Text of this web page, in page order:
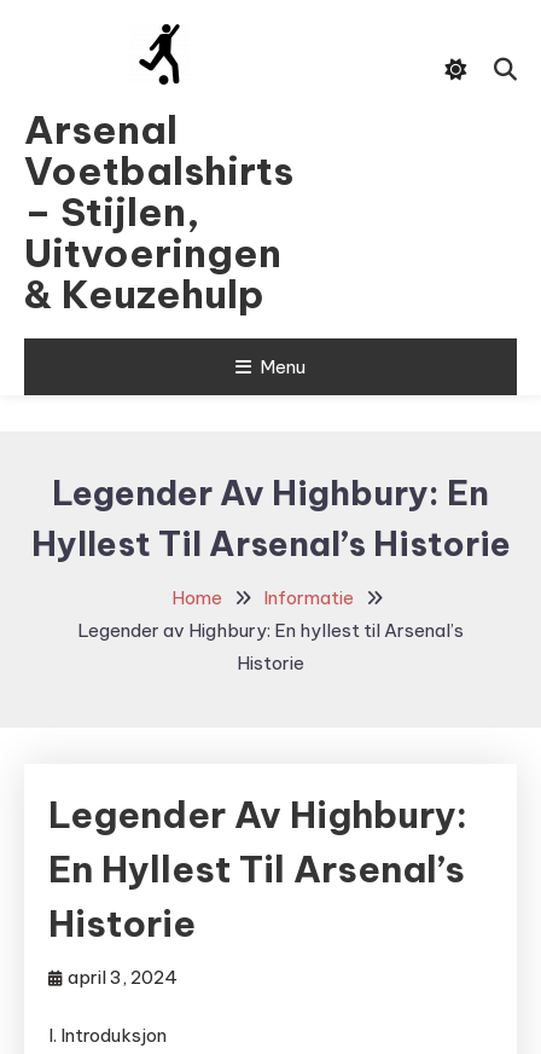
Arsenal
Voetbalshirts
– Stijlen,
Uitvoeringen
& Keuzehulp
Menu
Legender Av Highbury: En
Hyllest Til Arsenal’s Historie
Home
Informatie
Legender av Highbury: En hyllest til Arsenal’s
Historie
Legender Av Highbury:
En Hyllest Til Arsenal’s
Historie
april 3, 2024
I. Introduksjon